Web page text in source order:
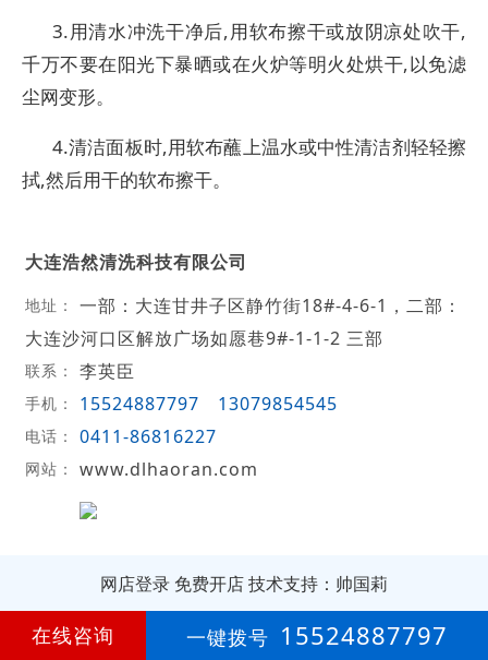
3.用清水冲洗干净后,用软布擦干或放阴凉处吹干,
千万不要在阳光下暴晒或在火炉等明火处烘干,以免滤
尘网变形。
4.清洁面板时,用软布蘸上温水或中性清洁剂轻轻擦
拭,然后用干的软布擦干。
大连浩然清洗科技有限公司
地址：
一部：大连甘井子区静竹街18#-4-6-1，二部：
大连沙河口区解放广场如愿巷9#-1-1-2 三部
联系： 李英臣
手机： 15524887797 13079854545
电话： 0411-86816227
网站： www.dlhaoran.com
网店登录 免费开店技术支持：帅国莉
第16年
在线咨询 一键拨号 15524887797